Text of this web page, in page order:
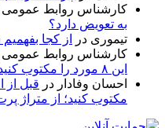
کارشناس روابط عمومی
به تعویض دارد؟
تیموری در
از کجا
کارشناس روابط عمومی
این ۸ مورد را مکتوب کنید؛ از متراژ پرت تا ضمانت نصب
احسان وفادار در
مکتوب کنید؛ از متراژ